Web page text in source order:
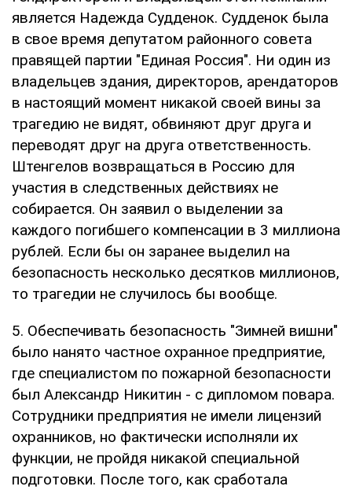
является Надежда Судденок. Судденок была
в свое время депутатом районного совета
правящей партии "Единая Россия". Ни один из
владельцев здания, директоров, арендаторов
в настоящий момент никакой своей вины за
трагедию не видят, обвиняют друг друга и
переводят друг на друга ответственность.
Штенгелов возвращаться в Россию для
участия в следственных действиях не
собирается. Он заявил о выделении за
каждого погибшего компенсации в 3 миллиона
рублей. Если бы он заранее выделил на
безопасность несколько десятков миллионов,
то трагедии не случилось бы вообще.
5. Обеспечивать безопасность "Зимней вишни"
было нанято частное охранное предприятие,
где специалистом по пожарной безопасности
был Александр Никитин - с дипломом повара.
Сотрудники предприятия не имели лицензий
охранников, но фактически исполняли их
функции, не пройдя никакой специальной
подготовки. После того, как сработала